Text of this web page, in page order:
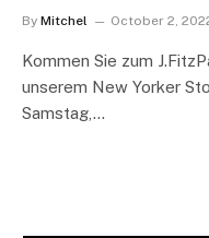
By Mitchel October 2,
Kommen Sie zum
unserem New Yorker
Samstag,…